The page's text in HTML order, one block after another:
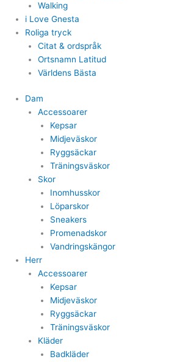
Walking
i Love Gnesta
Roliga tryck
Citat & ordspråk
Ortsnamn Latitud
Världens Bästa
Dam
Accessoarer
Kepsar
Midjeväskor
Ryggsäckar
Träningsväskor
Skor
Inomhusskor
Löparskor
Sneakers
Promenadskor
Vandringskängor
Herr
Accessoarer
Kepsar
Midjeväskor
Ryggsäckar
Träningsväskor
Kläder
Badkläder